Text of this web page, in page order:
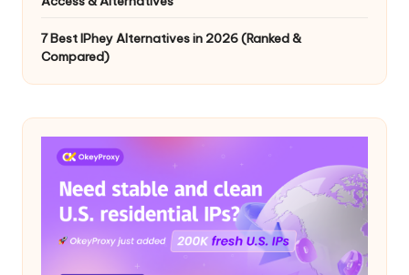
7 Best IPhey Alternatives in 2026 (Ranked &
Compared)